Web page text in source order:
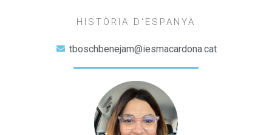
HISTÒRIA D'ESPANYA
tboschbenejam@iesmacardona.cat